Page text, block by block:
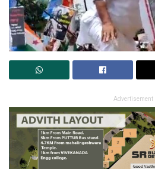
Advertisement